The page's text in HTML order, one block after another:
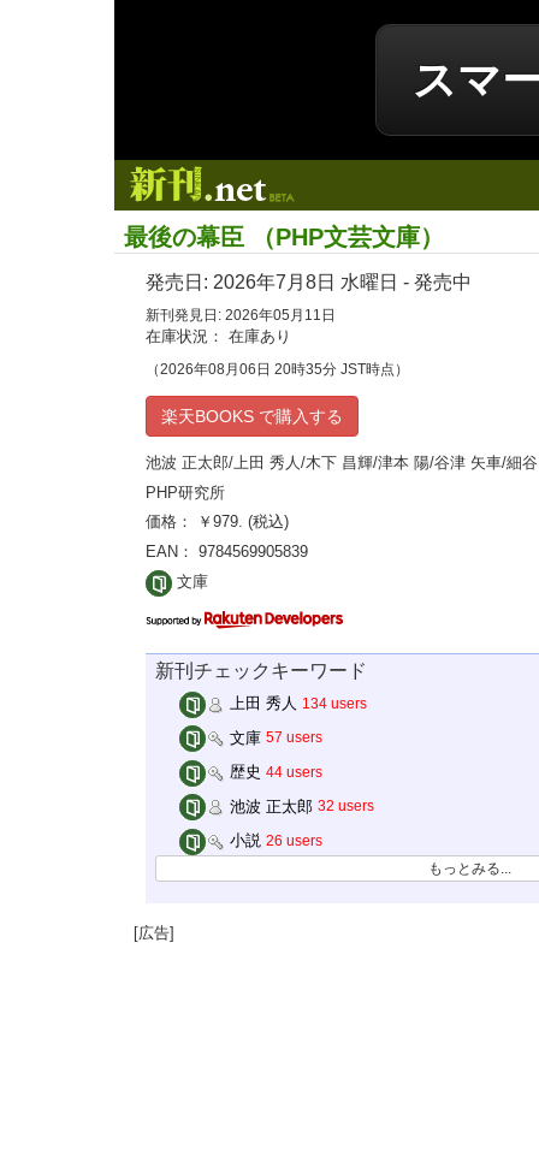
スマ
最後の幕臣 （PHP文芸文庫）
発売日: 2026年7月8日 水曜日 - 発売中
新刊発見日: 2026年05月11日
在庫状況： 在庫あり
（2026年08月06日 20時35分 JST時点）
楽天BOOKS で購入する
池波 正太郎/上田 秀人/木下 昌輝/津本 陽/谷津 矢車/細
PHP研究所
価格： ￥979. (税込)
EAN： 9784569905839
文庫
新刊チェックキーワード
上田 秀人 134 users
文庫 57 users
歴史 44 users
池波 正太郎 32 users
小説 26 users
もっとみる...
[広告]